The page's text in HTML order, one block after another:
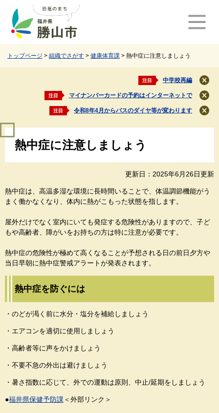
トップページ > 組織でさがす > 健康体育課 > 熱中症に注意しましょう
注目 中学校再編
閉
じ
る
注目 マイナンバーカードの予約はインターネットで
閉
じ
る
注目 令和8年4月からバスのダイヤ等が変わります
閉
熱中症に注意しましょう
更新日：2025年6月26日更新
熱中症は、高温多湿な環境に長時間いることで、体温調節機能がう
まく働かなくなり、体内に熱がこもった状態を指します。
屋外だけでなく室内にいても発症する危険性がありますので、子ど
もや高齢者、障がいをお持ちの方は特に注意が必要です。
熱中症の危険性が極めて高くなることが予想される日の前日夕方や
当日早朝に熱中症警戒アラートが発表されます。
熱中症を防ぐには
・のどが渇く前に水分・塩分を補給しましょう
・エアコンを適切に使用しましょう
・高齢者等に声をかけましょう
・不要不急の外出は避けましょう
・暑さ指数に応じて、外での運動は原則、中止/延期をしましょう
●福井県保健予防課 ＜外部リンク＞